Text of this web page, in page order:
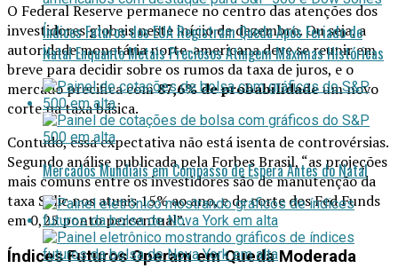
O Federal Reserve permanece no centro das atenções dos
investidores globais neste início de dezembro. Ou seja, a
autoridade monetária norte-americana deve se reunir em
breve para decidir sobre os rumos da taxa de juros, e o
mercado precifica com87,6% de probabilidadeum novo
corte na taxa básica.
Contudo, essa expectativa não está isenta de controvérsias.
Segundo análise publicada pela Forbes Brasil, “as projeções
mais comuns entre os investidores são de manutenção da
taxa Selic nos atuais 15% ao ano, e de corte dos Fed Funds
em 0,25 ponto percentual”.
Índices Futuros Operam em Queda Moderada
Índices Futuros dos EUA Registram Queda Após Feriado de
Natal Enquanto Metais Preciosos Atingem Máximas Históricas
Mercados Mundiais em Compasso de Espera Antes do Natal